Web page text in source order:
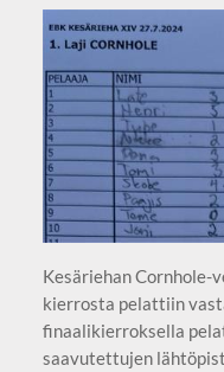
Kesäriehan Cornhole-
kierrosta pelattiin
finaalikierroksella
saavutettujen